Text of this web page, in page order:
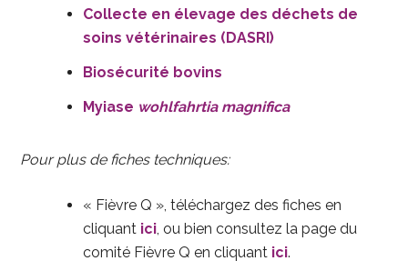
Collecte en élevage des déchets de
soins vétérinaires (DASRI)
Biosécurité bovins
Myiase wohlfahrtia magnifica
Pour plus de fiches techniques:
« Fièvre Q », téléchargez des fiches en
cliquant ici, ou bien consultez la page du
comité Fièvre Q en cliquant ici.